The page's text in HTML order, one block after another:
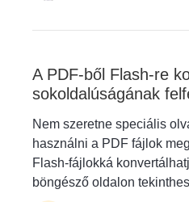
A PDF-ből Flash-re
sokoldalúságának
Nem szeretne speciális
használni a PDF fájlok
Flash-fájlokká
böngésző oldalon